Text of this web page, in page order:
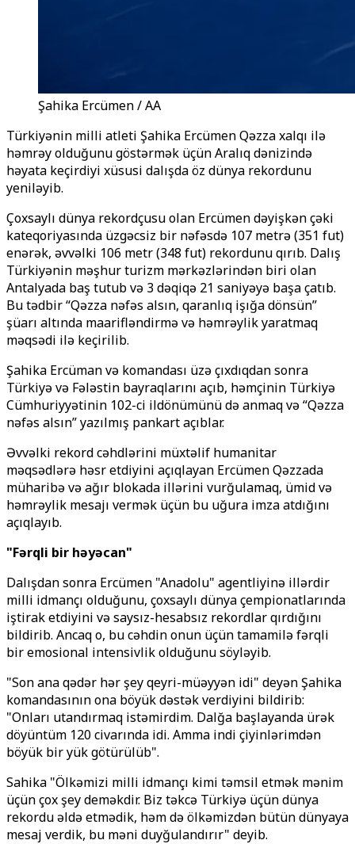
Şahika Ercümen / AA
Türkiyənin milli atleti Şahika Ercümen Qəzza xalqı ilə
həmrəy olduğunu göstərmək üçün Aralıq dənizində
həyata keçirdiyi xüsusi dalışda öz dünya rekordunu
yeniləyib.
Çoxsaylı dünya rekordçusu olan Ercümen dəyişkən çəki
kateqoriyasında üzgəcsiz bir nəfəsdə 107 metrə (351 fut)
enərək, əvvəlki 106 metr (348 fut) rekordunu qırıb. Dalış
Türkiyənin məşhur turizm mərkəzlərindən biri olan
Antalyada baş tutub və 3 dəqiqə 21 saniyəyə başa çatıb.
Bu tədbir “Qəzza nəfəs alsın, qaranlıq işığa dönsün”
şüarı altında maarifləndirmə və həmrəylik yaratmaq
məqsədi ilə keçirilib.
Şahika Ercüman və komandası üzə çıxdıqdan sonra
Türkiyə və Fələstin bayraqlarını açıb, həmçinin Türkiyə
Cümhuriyyətinin 102-ci ildönümünü də anmaq və “Qəzza
nəfəs alsın” yazılmış pankart açıblar.
Əvvəlki rekord cəhdlərini müxtəlif humanitar
məqsədlərə həsr etdiyini açıqlayan Ercümen Qəzzada
müharibə və ağır blokada illərini vurğulamaq, ümid və
həmrəylik mesajı vermək üçün bu uğura imza atdığını
açıqlayıb.
"Fərqli bir həyəcan"
Dalışdan sonra Ercümen "Anadolu" agentliyinə illərdir
milli idmançı olduğunu, çoxsaylı dünya çempionatlarında
iştirak etdiyini və saysız-hesabsız rekordlar qırdığını
bildirib. Ancaq o, bu cəhdin onun üçün tamamilə fərqli
bir emosional intensivlik olduğunu söyləyib.
"Son ana qədər hər şey qeyri-müəyyən idi" deyən Şahika
komandasının ona böyük dəstək verdiyini bildirib:
"Onları utandırmaq istəmirdim. Dalğa başlayanda ürək
döyüntüm 120 civarında idi. Amma indi çiyinlərimdən
böyük bir yük götürülüb".
Sahika "Ölkəmizi milli idmançı kimi təmsil etmək mənim
üçün çox şey deməkdir. Biz təkcə Türkiyə üçün dünya
rekordu əldə etmədik, həm də ölkəmizdən bütün dünyaya
mesaj verdik, bu məni duyğulandırır" deyib.